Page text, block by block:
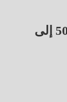
كما سجل التفاح الأمريكي من 50 إلى